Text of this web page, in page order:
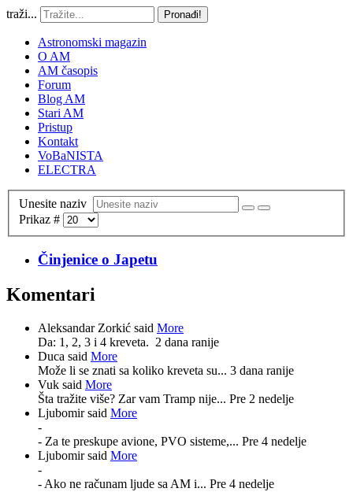
traži... Pronađi!
Astronomski magazin
O AM
AM časopis
Forum
Blog AM
Stari AM
Pristup
Kontakt
VoBaNISTA
ELECTRA
Unesite naziv
Prikaz #
Činjenice o Japetu
Komentari
Aleksandar Zorkić said More
Da: 1, 2, 3 i 4 kreveta. 2 dana ranije
Duca said More
Može li se znati sa koliko kreveta su... 3 dana ranije
Vuk said More
Šta tražite više? Zar vam Tramp nije... Pre 2 nedelje
Ljubomir said More
-
- Za te preskupe avione, PVO sisteme,... Pre 4 nedelje
Ljubomir said More
-
- Ako ne računam ljude sa AM i... Pre 4 nedelje